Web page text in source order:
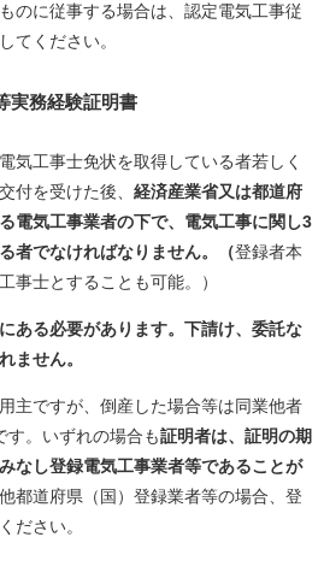
のに従事する場合は、認定電気工事従
てください。
務経験証明書
気工事士免状を取得している者若しく
付を受けた後、 経済産業省又は都道府
電気工事業者の下で、電気工事に関し3
者でなければなりません。（登録者本
事士とすることも可能。）
ある必要があります。下請け、委託な
ません。
主ですが、倒産した場合等は同業他者
す。いずれの場合も証明者は、証明の期
なし登録電気工事業者等であることが
都道府県（国）登録業者等の場合、登
ださい。